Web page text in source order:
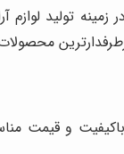
زمینه تولید
و قیمت